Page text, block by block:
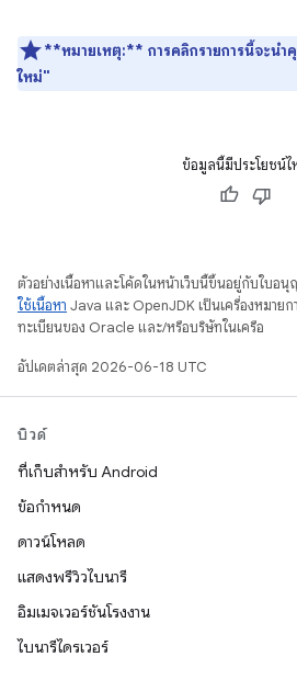
**หมายเหตุ:** การคลิกรายการนี้จะน
ใหม่"
ข้อมูลนี้มีประโยชน์ไ
ตัวอย่างเนื้อหาและโค้ดในหน้าเว็บนี้ขึ้นอยู่กับใบอนุ
ใช้เนื้อหา Java และ OpenJDK เป็นเครื่องหมายก
ทะเบียนของ Oracle และ/หรือบริษัทในเครือ
อัปเดตล่าสุด 2026-06-18 UTC
บิวด์
ที่เก็บสำหรับ Android
ข้อกำหนด
ดาวน์โหลด
แสดงพรีวิวไบนารี
อิมเมจเวอร์ชันโรงงาน
ไบนารีไดรเวอร์